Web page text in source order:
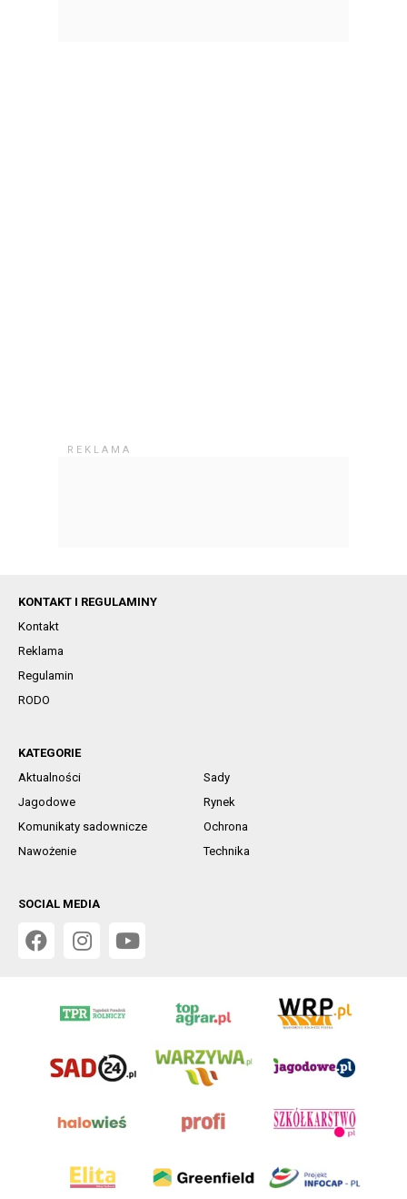
KONTAKT I REGULAMINY
Kontakt
Reklama
Regulamin
RODO
KATEGORIE
Aktualności
Sady
Jagodowe
Rynek
Komunikaty sadownicze
Ochrona
Nawożenie
Technika
SOCIAL MEDIA